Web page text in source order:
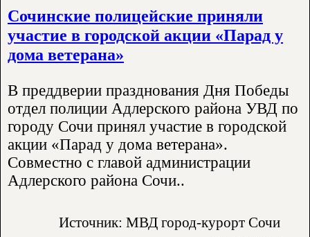
Сочинские полицейские приняли
участие в городской акции «Парад у
дома ветерана»
В преддверии празднования Дня Победы
отдел полиции Адлерского района УВД по
городу Сочи принял участие в городской
акции «Парад у дома ветерана».
Совместно с главой администрации
Адлерского района Сочи..
Источник: МВД город-курорт Сочи